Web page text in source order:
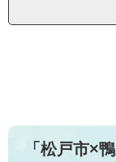
「松戸市×